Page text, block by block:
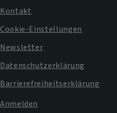
Kontakt
Cookie-Einstellungen
Newsletter
Datenschutzerklärung
Barrierefreiheitserklärung
Anmelden